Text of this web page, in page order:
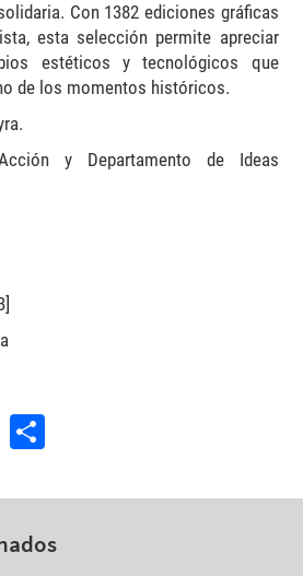
Con 1382 ediciones gráficas
esta selección permite apreciar
estéticos y tecnológicos que
de los momentos históricos.
y Departamento de Ideas
WhatsApp